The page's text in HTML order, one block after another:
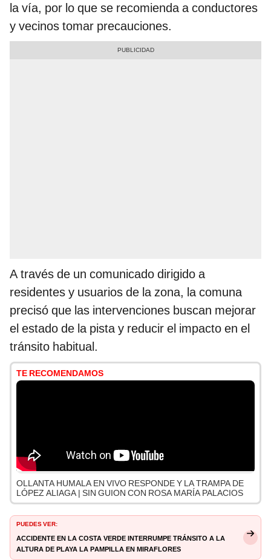
la vía, por lo que se recomienda a conductores
y vecinos tomar precauciones.
A través de un comunicado dirigido a
residentes y usuarios de la zona, la comuna
precisó que las intervenciones buscan mejorar
el estado de la pista y reducir el impacto en el
tránsito habitual.
TE RECOMENDAMOS
OLLANTA HUMALA EN VIVO RESPONDE Y LA TRAMPA DE
LÓPEZ ALIAGA | SIN GUION CON ROSA MARÍA PALACIOS
PUEDES VER:
Accidente en la Costa Verde interrumpe tránsito a la
altura de playa La Pampilla en Miraflores